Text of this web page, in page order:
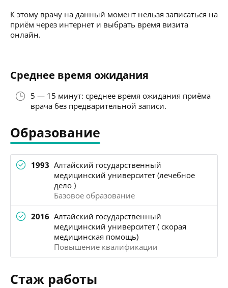
К этому врачу на данный момент нельзя записаться на
приём через интернет и выбрать время визита
онлайн.
Среднее время ожидания
5 — 15 минут: среднее время ожидания приёма
врача без предварительной записи.
Образование
1993 Алтайский государственный
медицинский университет (лечебное
дело )
Базовое образование
2016 Алтайский государственный
медицинский университет ( скорая
медицинская помощь)
Повышение квалификации
Стаж работы